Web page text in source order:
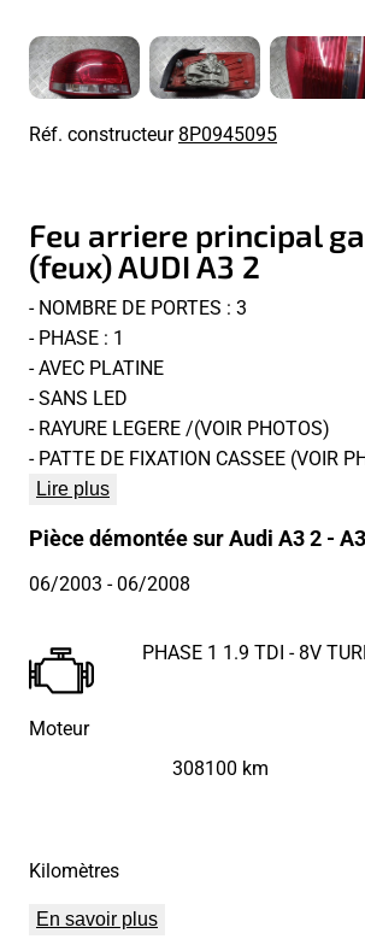
Réf. constructeur8P0945095
Feu arriere principal
(feux) AUDI A3 2
- NOMBRE DE PORTES : 3
- PHASE : 1
- AVEC PLATINE
- SANS LED
- RAYURE LEGERE /(VOIR PHOTOS)
- PATTE DE FIXATION CASSEE (VOIR
Lire plus
Pièce démontée sur Audi A3 2 -
06/2003 - 06/2008
Moteur
PHASE 1 1.9 TDI - 8V
Kilomètres
308100 km
En savoir plus